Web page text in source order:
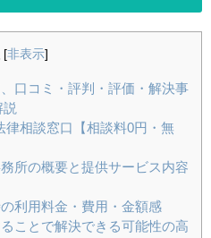
[非表示]
口コミ・評判・評価・解決事
律相談窓口【相談料0円・無
所の概要と提供サービス内容
利用料金・費用・金額感
ことで解決できる可能性の高